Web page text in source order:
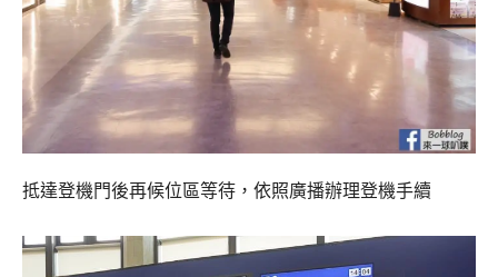
抵達登機門後再候位區等待，依照廣播辦理登機手續